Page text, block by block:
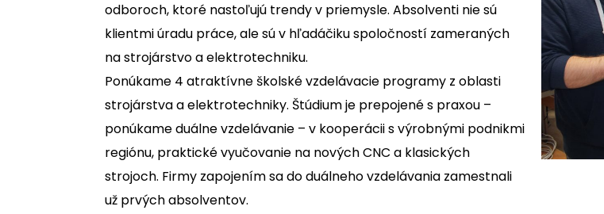
odboroch, ktoré nastoľujú trendy v priemysle. Absolventi nie sú
klientmi úradu práce, ale sú v hľadáčiku spoločností zameraných
na strojárstvo a elektrotechniku.
Ponúkame 4 atraktívne školské vzdelávacie programy z oblasti
strojárstva a elektrotechniky. Štúdium je prepojené s praxou –
ponúkame duálne vzdelávanie – v kooperácii s výrobnými podnikmi
regiónu, praktické vyučovanie na nových CNC a klasických
strojoch. Firmy zapojením sa do duálneho vzdelávania zamestnali
už prvých absolventov.